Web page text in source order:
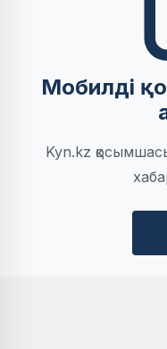
Мобилді
Kyn.kz